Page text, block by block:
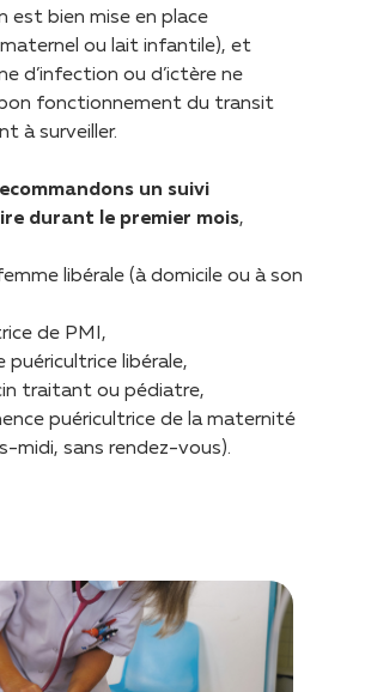
est bien mise en place
ou lait infantile), et
d’infection ou d’ictère ne
fonctionnement du transit
à surveiller.
un suivi
durant le premier mois,
libérale (à domicile ou à son
de PMI,
puéricultrice libérale,
traitant ou pédiatre,
puéricultrice de la maternité
midi, sans rendez-vous).